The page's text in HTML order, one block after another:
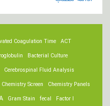
ACT
Coagulation Time
Bacterial Culture
Cerebrospinal Fluid Analysis
Chemistry Panels
Chemistry Screen
Factor I
fecal
Gram Stain